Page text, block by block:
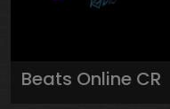
Beats Online CR